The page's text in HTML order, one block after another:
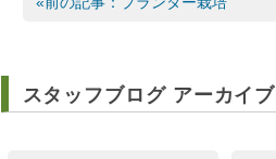
スタッフブログ アーカイブ